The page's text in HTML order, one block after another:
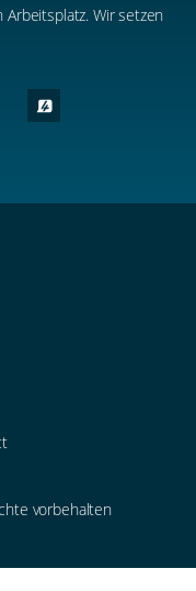
Wir setzen
vorbehalten